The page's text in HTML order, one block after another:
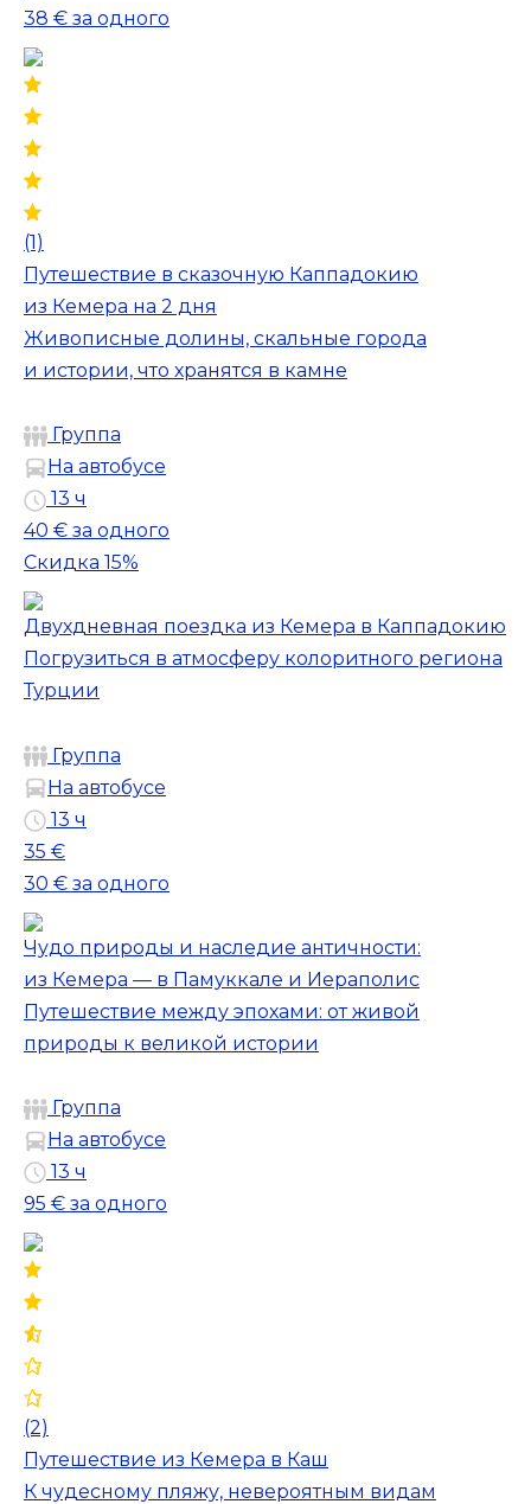
38 € за одного
(1)
Путешествие в сказочную Каппадокию
из Кемера на 2 дня
Живописные долины, скальные города
и истории, что хранятся в камне
Группа
На автобусе
13 ч
40 € за одного
Скидка 15%
Двухдневная поездка из Кемера в Каппадокию
Погрузиться в атмосферу колоритного региона
Турции
Группа
На автобусе
13 ч
35 €
30 € за одного
Чудо природы и наследие античности:
из Кемера — в Памуккале и Иераполис
Путешествие между эпохами: от живой
природы к великой истории
Группа
На автобусе
13 ч
95 € за одного
(2)
Путешествие из Кемера в Каш
К чудесному пляжу, невероятным видам